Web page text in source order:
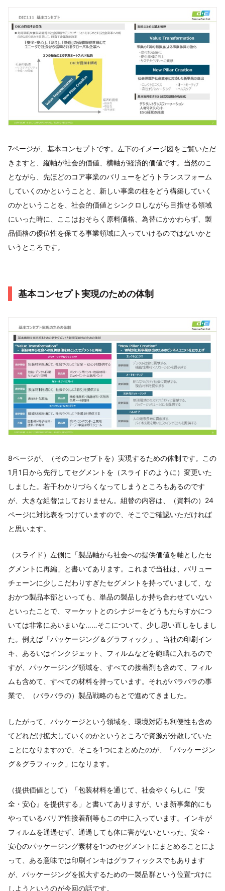
7ページが、基本コンセプトです。左下のイメージ図をご覧いただ
きますと、縦軸が社会的価値、横軸が経済的価値です。当然のこ
とながら、先ほどのコア事業のバリューをどうトランスフォーム
していくのかということと、新しい事業の柱をどう構築していく
のかということを、社会的価値とシンクロしながら目指せる領域
にいった時に、ここはおそらく原料価格、為替にかかわらず、製
品価格の優位性を保てる事業領域に入っていけるのではないかと
いうところです。
基本コンセプト実現のための体制
8ページが、（そのコンセプトを）実現するための体制です。この
1月1日から先行してセグメントを（スライドのように）変更いた
しました。若干わかりづらくなってしまうところもあるのです
が、大きな組替はしておりません。組替の内容は、（資料の）24
ページに対比表をつけていますので、そこでご確認いただければ
と思います。
（スライド）左側に「製品軸から社会への提供価値を軸としたセ
グメントに再編」と書いてあります。これまで当社は、バリュー
チェーンに少しこだわりすぎたセグメントを持っていまして、な
おかつ製品本部といっても、単品の製品しか持ち合わせていない
といったことで、マーケットとのシナジーをどうもたらすかにつ
いては非常にあいまいな……そこについて、少し思い直しをしまし
た。例えば「パッケージング＆グラフィック」。当社の印刷イン
キ、あるいはインクジェット、フィルムなどを範疇に入れるので
すが、パッケージング領域を、すべての接着剤も含めて、フィル
ムも含めて、すべての材料を持っています。それがバラバラの事
業で、（バラバラの）製品戦略のもとで進めてきました。
したがって、パッケージという領域を、環境対応も利便性も含め
てどれだけ拡大していくのかというところで資源が分散していた
ことになりますので、そこを1つにまとめたのが、「パッケージン
グ＆グラフィック」になります。
（提供価値として）「包装材料を通じて、社会やくらしに『安
全・安心』を提供する」と書いてありますが、いま新事業的にも
やっているバリア性接着剤等もこの中に入っています。インキが
フィルムを通過せず、通過しても体に害がないといった、安全・
安心のパッケージング素材を1つのセグメントにまとめることによ
って、ある意味では印刷インキはグラフィックスでもあります
が、パッケージングを拡大するための一製品群という位置づけに
しようというのが今回の話です。